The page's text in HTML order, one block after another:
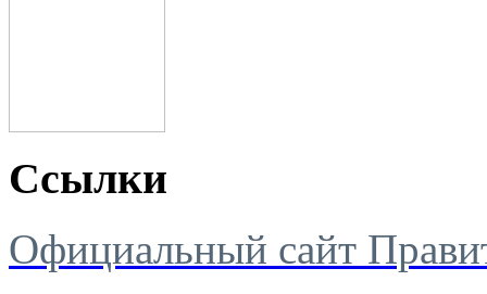
Ссылки
Официальный сайт